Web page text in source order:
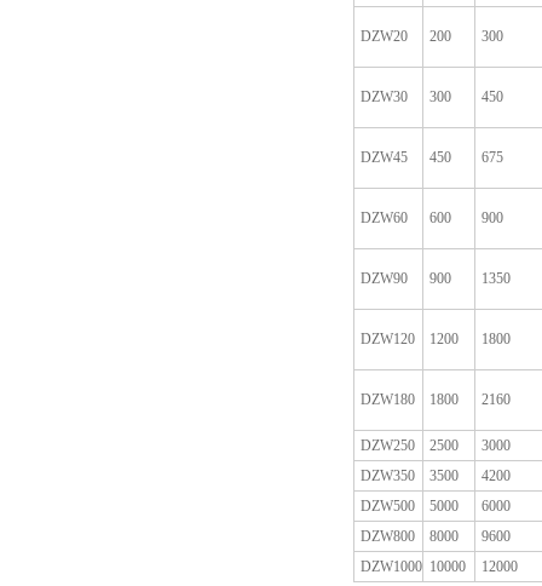
DZW20 200 300
DZW30 300 450
DZW45 450 675
DZW60 600 900
DZW90 900 1350
DZW120 1200 1800
DZW180 1800 2160
DZW250 2500
3000
DZW350
3500
4200
DZW500
5000
6000
DZW800
8000
9600
DZW1000 10000
12000